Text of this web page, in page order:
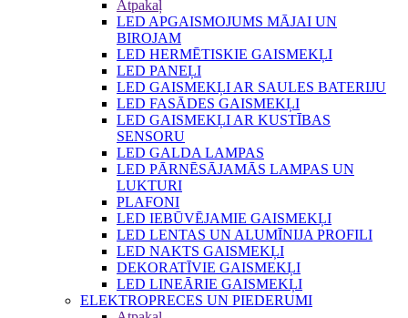
Atpakaļ
LED APGAISMOJUMS MĀJAI UN
BIROJAM
LED HERMĒTISKIE GAISMEKĻI
LED PANEĻI
LED GAISMEKĻI AR SAULES BATERIJU
LED FASĀDES GAISMEKĻI
LED GAISMEKĻI AR KUSTĪBAS
SENSORU
LED GALDA LAMPAS
LED PĀRNĒSĀJAMĀS LAMPAS UN
LUKTURI
PLAFONI
LED IEBŪVĒJAMIE GAISMEKĻI
LED LENTAS UN ALUMĪNIJA PROFILI
LED NAKTS GAISMEKĻI
DEKORATĪVIE GAISMEKĻI
LED LINEĀRIE GAISMEKĻI
ELEKTROPRECES UN PIEDERUMI